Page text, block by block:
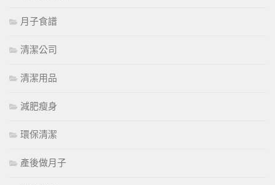
月子食譜
清潔公司
清潔用品
減肥瘦身
環保清潔
產後做月子